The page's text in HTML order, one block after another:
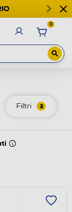
0
Filtri 3